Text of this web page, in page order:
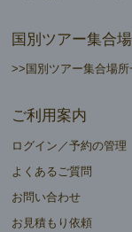
国別ツアー集合
>>国別ツアー集合場所
ご利用案内
ログイン／予約の管理
よくあるご質問
お問い合わせ
お見積もり依頼